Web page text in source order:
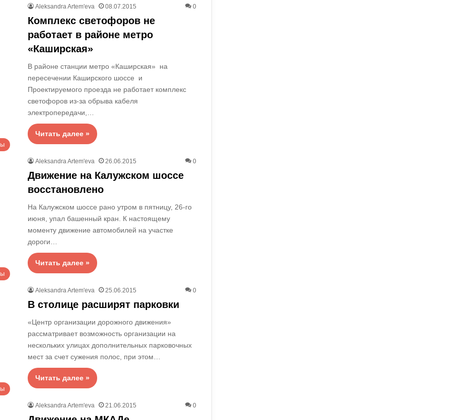
Aleksandra Artem'eva 08.07.2015 0
Комплекс светофоров не
работает в районе метро
«Каширская»
В районе станции метро «Каширская» на
пересечении Каширского шоссе и
Проектируемого проезда не работает комплекс
светофоров из-за обрыва кабеля
электропередачи,…
Читать далее »
Aleksandra Artem'eva 26.06.2015 0
Движение на Калужском шоссе
восстановлено
На Калужском шоссе рано утром в пятницу, 26-го
июня, упал башенный кран. К настоящему
моменту движение автомобилей на участке
дороги…
Читать далее »
Aleksandra Artem'eva 25.06.2015 0
В столице расширят парковки
«Центр организации дорожного движения»
рассматривает возможность организации на
нескольких улицах дополнительных парковочных
мест за счет сужения полос, при этом…
Читать далее »
Aleksandra Artem'eva 21.06.2015 0